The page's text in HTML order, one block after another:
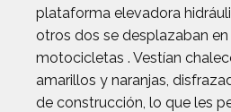
plataforma elevadora
otros dos se desplazaban
motocicletas . Vestían
amarillos y naranjas,
de construcción, lo que les